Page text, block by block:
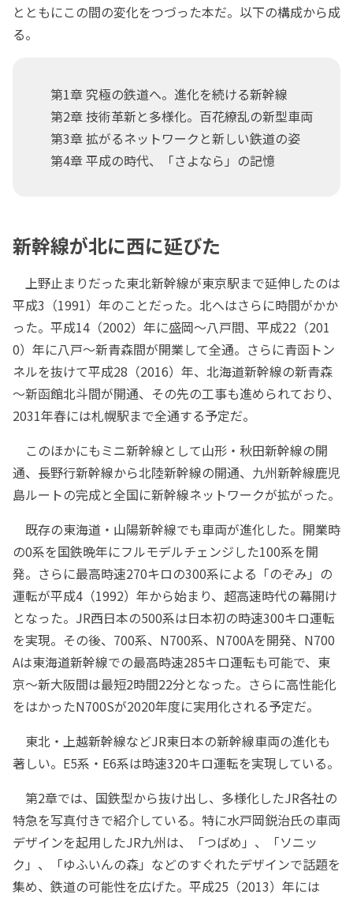
とともにこの間の変化をつづった本だ。以下の構成から成
る。
第1章 究極の鉄道へ。進化を続ける新幹線
第2章 技術革新と多様化。百花繚乱の新型車両
第3章 拡がるネットワークと新しい鉄道の姿
第4章 平成の時代、「さよなら」の記憶
新幹線が北に西に延びた
上野止まりだった東北新幹線が東京駅まで延伸したのは
平成3（1991）年のことだった。北へはさらに時間がかか
った。平成14（2002）年に盛岡～八戸間、平成22（201
0）年に八戸～新青森間が開業して全通。さらに青函トン
ネルを抜けて平成28（2016）年、北海道新幹線の新青森
～新函館北斗間が開通、その先の工事も進められており、
2031年春には札幌駅まで全通する予定だ。
このほかにもミニ新幹線として山形・秋田新幹線の開
通、長野行新幹線から北陸新幹線の開通、九州新幹線鹿児
島ルートの完成と全国に新幹線ネットワークが拡がった。
既存の東海道・山陽新幹線でも車両が進化した。開業時
の0系を国鉄晩年にフルモデルチェンジした100系を開
発。さらに最高時速270キロの300系による「のぞみ」の
運転が平成4（1992）年から始まり、超高速時代の幕開け
となった。JR西日本の500系は日本初の時速300キロ運転
を実現。その後、700系、N700系、N700Aを開発、N700
Aは東海道新幹線での最高時速285キロ運転も可能で、東
京～新大阪間は最短2時間22分となった。さらに高性能化
をはかったN700Sが2020年度に実用化される予定だ。
東北・上越新幹線などJR東日本の新幹線車両の進化も
著しい。E5系・E6系は時速320キロ運転を実現している。
第2章では、国鉄型から抜け出し、多様化したJR各社の
特急を写真付きで紹介している。特に水戸岡鋭治氏の車両
デザインを起用したJR九州は、「つばめ」、「ソニッ
ク」、「ゆふいんの森」などのすぐれたデザインで話題を
集め、鉄道の可能性を広げた。平成25（2013）年には